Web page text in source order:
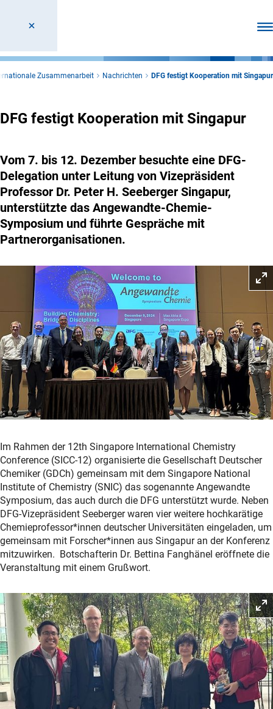
Zusammenarbeit Nachrichten DFG festigt Kooperation mit Singapur
DFG festigt Kooperation mit Singapur
Vom 7. bis 12. Dezember besuchte eine DFG-
Delegation unter Leitung von Vizepräsident
Professor Dr. Peter H. Seeberger Singapur,
unterstützte das Angewandte-Chemie-
Symposium und führte Gespräche mit
Partnerorganisationen.
Im Rahmen der 12th Singapore International Chemistry
Conference (SICC-12) organisierte die Gesellschaft Deutscher
Chemiker (GDCh) gemeinsam mit dem Singapore National
Institute of Chemistry (SNIC) das sogenannte Angewandte
Symposium, das auch durch die DFG unterstützt wurde. Neben
DFG-Vizepräsident Seeberger waren vier weitere hochkarätige
Chemieprofessor*innen deutscher Universitäten eingeladen, um
gemeinsam mit Forscher*innen aus Singapur an der Konferenz
mitzuwirken. Botschafterin Dr. Bettina Fanghänel eröffnete die
Veranstaltung mit einem Grußwort.